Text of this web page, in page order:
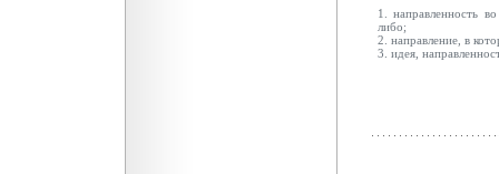
1. направленность
либо;
2. направление, в
3. идея,